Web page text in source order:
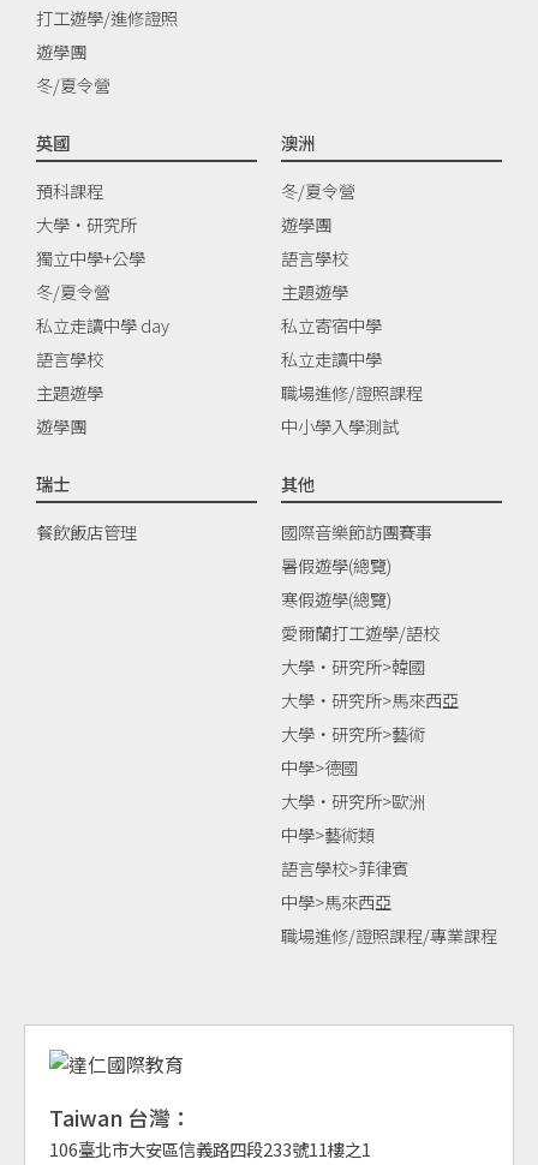
打工遊學/進修證照
遊學團
冬/夏令營
英國
預科課程
大學‧研究所
獨立中學+公學
冬/夏令營
私立走讀中學 day
語言學校
主題遊學
遊學團
澳洲
冬/夏令營
遊學團
語言學校
主題遊學
私立寄宿中學
私立走讀中學
職場進修/證照課程
中小學入學測試
瑞士
餐飲飯店管理
其他
國際音樂節訪團賽事
暑假遊學(總覽)
寒假遊學(總覽)
愛爾蘭打工遊學/語校
大學‧研究所>韓國
大學‧研究所>馬來西亞
大學‧研究所>藝術
中學>德國
大學‧研究所>歐洲
中學>藝術類
語言學校>菲律賓
中學>馬來西亞
職場進修/證照課程/專業課程
Taiwan 台灣：
106臺北市大安區信義路四段233號11樓之1